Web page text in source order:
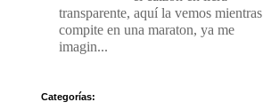
transparente, aquí la vemos mientras
compite en una maraton, ya me
imagin...
Categorías: